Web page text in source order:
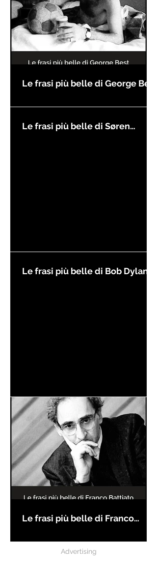
Le frasi più belle di George Best
Le frasi più belle di Søren
Le frasi più belle di Bob Dylan
Le frasi più belle di Franco
Advertising